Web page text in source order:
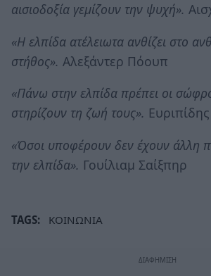
αισιοδοξία γεμίζουν την ψυχή».
«Η ελπίδα ατέλειωτα ανθίζει στο
στήθος». Αλεξάντερ Πόουπ
«Πάνω στην ελπίδα πρέπει οι
στηρίζουν τη ζωή τους». Ευριπίδης
«Όσοι υποφέρουν δεν έχουν άλλη
την ελπίδα». Γουίλιαμ Σαίξπηρ
TAGS: ΚΟΙΝΩΝΙΑ